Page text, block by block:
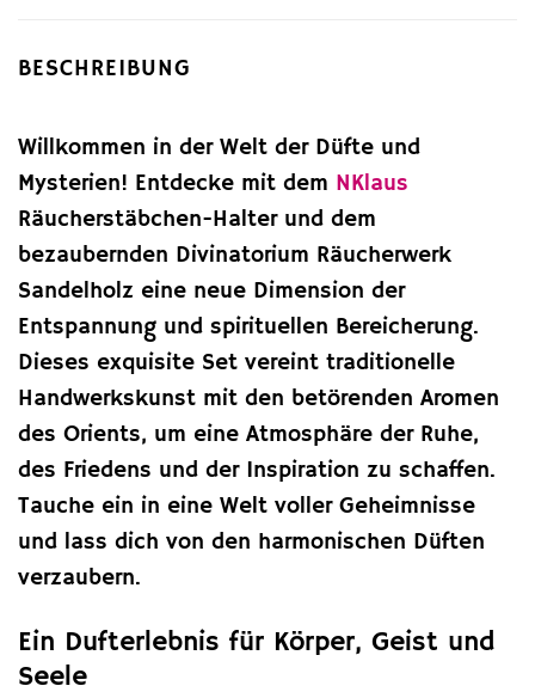
BESCHREIBUNG
Willkommen in der Welt der Düfte und
Mysterien! Entdecke mit dem NKlaus
Räucherstäbchen-Halter und dem
bezaubernden Divinatorium Räucherwerk
Sandelholz eine neue Dimension der
Entspannung und spirituellen Bereicherung.
Dieses exquisite Set vereint traditionelle
Handwerkskunst mit den betörenden Aromen
des Orients, um eine Atmosphäre der Ruhe,
des Friedens und der Inspiration zu schaffen.
Tauche ein in eine Welt voller Geheimnisse
und lass dich von den harmonischen Düften
verzaubern.
Ein Dufterlebnis für Körper, Geist und
Seele